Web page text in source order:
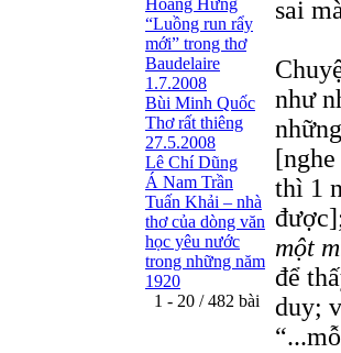
Hoàng Hưng
“Luồng run rẩy
mới” trong thơ
Baudelaire
1.7.2008
Bùi Minh Quốc
Thơ rất thiêng
27.5.2008
Lê Chí Dũng
Á Nam Trần
Tuấn Khải – nhà
thơ của dòng văn
học yêu nước
trong những năm
1920
1 - 20 / 482 bài
sai
như
thì 1
một
để
duy;